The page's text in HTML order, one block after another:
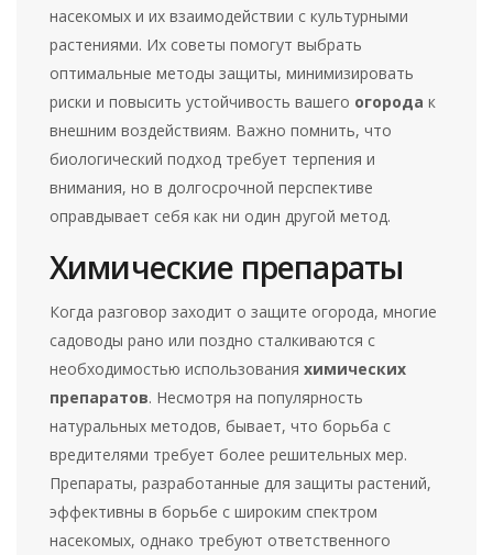
насекомых и их взаимодействии с культурными
растениями. Их советы помогут выбрать
оптимальные методы защиты, минимизировать
риски и повысить устойчивость вашего огорода к
внешним воздействиям. Важно помнить, что
биологический подход требует терпения и
внимания, но в долгосрочной перспективе
оправдывает себя как ни один другой метод.
Химические препараты
Когда разговор заходит о защите огорода, многие
садоводы рано или поздно сталкиваются с
необходимостью использованияхимических
препаратов. Несмотря на популярность
натуральных методов, бывает, что борьба с
вредителями требует более решительных мер.
Препараты, разработанные для защиты растений,
эффективны в борьбе с широким спектром
насекомых, однако требуют ответственного